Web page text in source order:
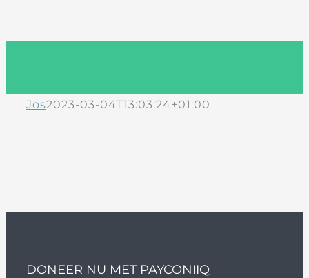
Jos2023-03-04T13:03:24+01:00
DONEER NU MET PAYCONIIQ